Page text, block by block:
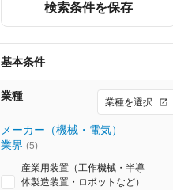
検索条件を保存
基本条件
業種 業種を選択
メーカー（機械・電気）
業界 (5)
産業用装置（工作機械・半導
体製造装置・ロボットなど）